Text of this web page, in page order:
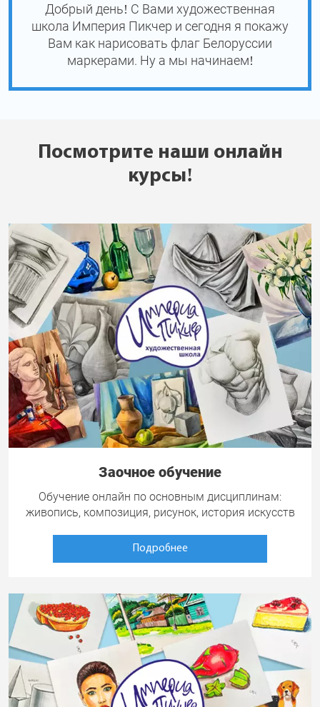
Добрый день! С Вами художественная
школа Империя Пикчер и сегодня я покажу
Вам как нарисовать флаг Белоруссии
маркерами. Ну а мы начинаем!
Посмотрите наши онлайн
курсы!
Заочное обучение
Обучение онлайн по основным дисциплинам:
живопись, композиция, рисунок, история искусств
Подробнее